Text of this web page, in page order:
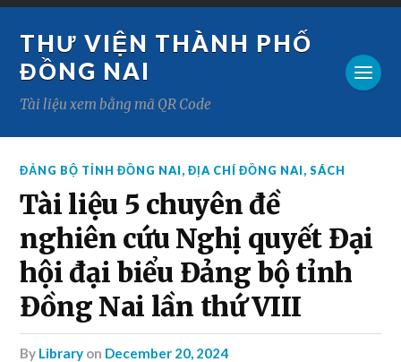
THƯ VIỆN THÀNH PHỐ
ĐỒNG NAI
Tài liệu xem bằng mã QR Code
ĐẢNG BỘ TỈNH ĐỒNG NAI,ĐỊA CHÍ ĐỒNG NAI,SÁCH
Tài liệu 5 chuyên đề
nghiên cứu Nghị quyết Đại
hội đại biểu Đảng bộ tỉnh
Đồng Nai lần thứ VIII
by Library on December 20, 2024